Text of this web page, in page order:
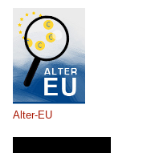
Alter-EU